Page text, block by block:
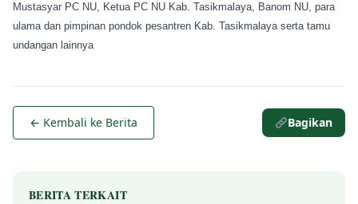
Mustasyar PC NU, Ketua PC NU Kab. Tasikmalaya, Banom NU, para
ulama dan pimpinan pondok pesantren Kab. Tasikmalaya serta tamu
undangan lainnya
← Kembali ke Berita Bagikan
BERITA TERKAIT